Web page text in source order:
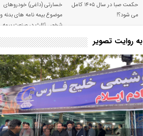
حکمت صبا در سال ۱۴۰۵ کامل
می شود؟!
خسارتی (داغی) خودروهای
موضوع بیمه نامه های بدنه و
شخص ثالث در صنعت بیمه
به روایت تصویر